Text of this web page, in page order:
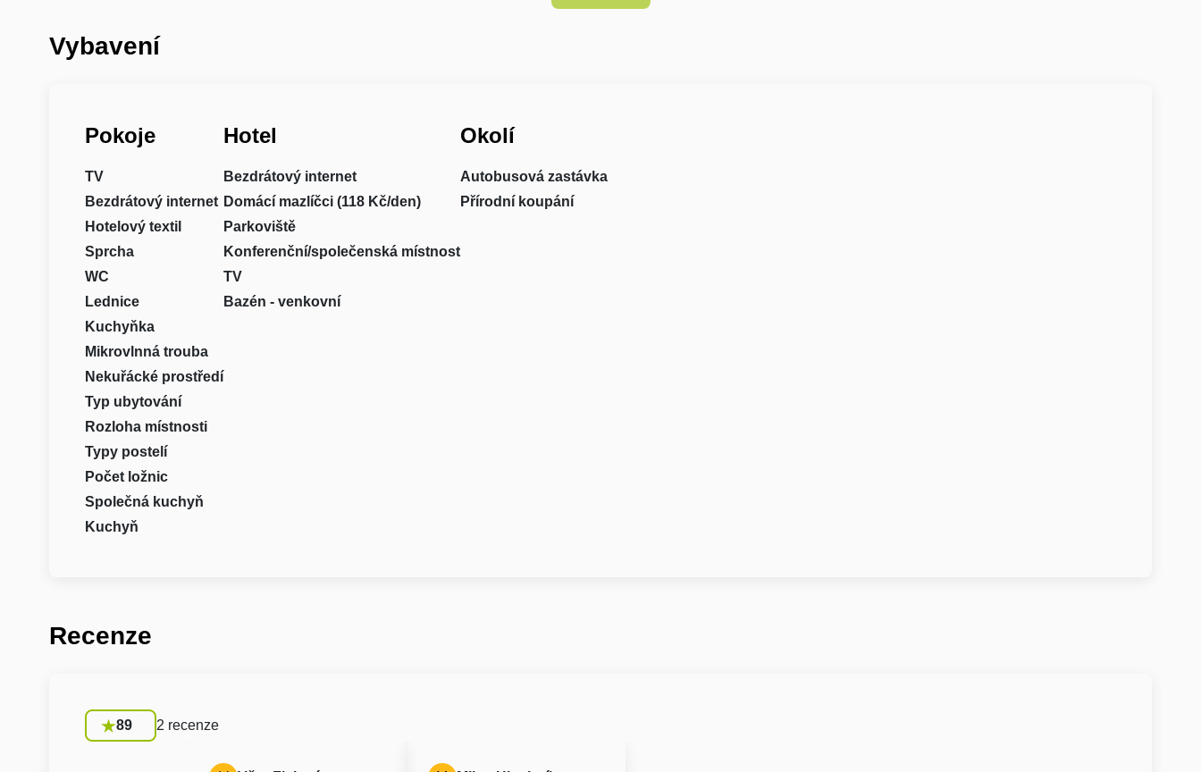
Vybavení
Pokoje
TV
Bezdrátový internet
Hotelový textil
Sprcha
WC
Lednice
Kuchyňka
Mikrovlnná trouba
Nekuřácké prostředí
Typ ubytování
Rozloha místnosti
Typy postelí
Počet ložnic
Společná kuchyň
Kuchyň
Hotel
Bezdrátový internet
Domácí mazlíčci (118 Kč/den)
Parkoviště
Konferenční/společenská místnost
TV
Bazén - venkovní
Okolí
Autobusová zastávka
Přírodní koupání
Recenze
89 2 recenze